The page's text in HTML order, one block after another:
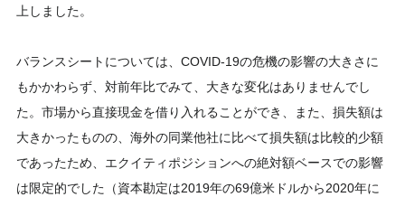
上しました。
バランスシートについては、COVID-19の危機の影響の大きさに
もかかわらず、対前年比でみて、大きな変化はありませんでし
た。市場から直接現金を借り入れることができ、また、損失額は
大きかったものの、海外の同業他社に比べて損失額は比較的少額
であったため、エクイティポジションへの絶対額ベースでの影響
は限定的でした（資本勘定は2019年の69億米ドルから2020年に